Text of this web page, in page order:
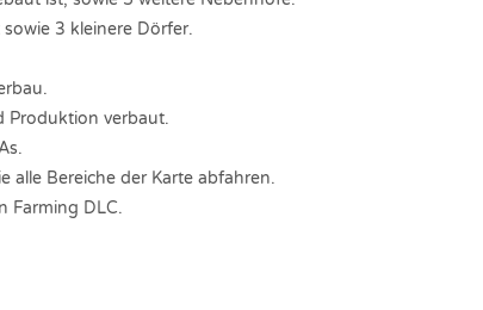
3 kleinere Dörfer.
Produktion verbaut.
alle Bereiche der Karte abfahren.
Farming DLC.